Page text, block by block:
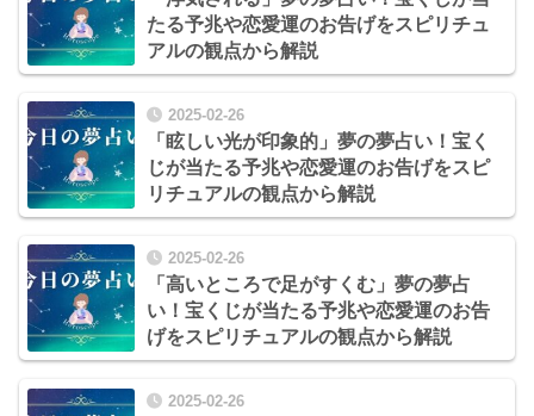
たる予兆や恋愛運のお告げをスピリチュ
アルの観点から解説
2025-02-26
「眩しい光が印象的」夢の夢占い！宝く
じが当たる予兆や恋愛運のお告げをスピ
リチュアルの観点から解説
2025-02-26
「高いところで足がすくむ」夢の夢占
い！宝くじが当たる予兆や恋愛運のお告
げをスピリチュアルの観点から解説
2025-02-26